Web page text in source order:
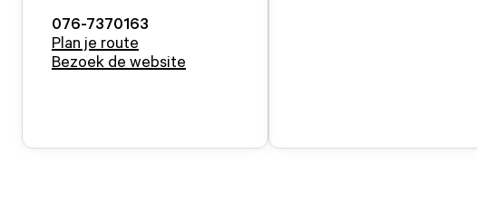
076-7370163
Plan je route
Bezoek de website